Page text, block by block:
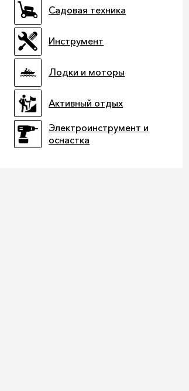
Садовая техника
Инструмент
Лодки и моторы
Активный отдых
Электроинструмент и
оснастка